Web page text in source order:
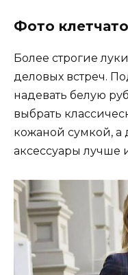
Фото
Более строгие
деловых встреч.
надевать белую
выбрать
кожаной сумкой, а
аксессуары лучше